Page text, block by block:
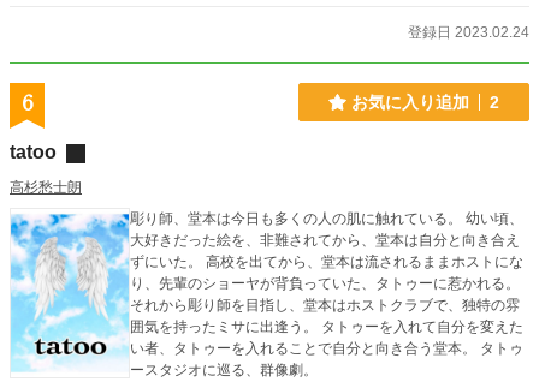
登録日 2023.02.24
6 お気に入り追加 2
tatoo
高杉愁士朗
彫り師、堂本は今日も多くの人の肌に触れている。 幼い頃、
大好きだった絵を、非難されてから、堂本は自分と向き合え
ずにいた。 高校を出てから、堂本は流されるままホストにな
り、先輩のショーヤが背負っていた、タトゥーに惹かれる。
それから彫り師を目指し、堂本はホストクラブで、独特の雰
囲気を持ったミサに出逢う。 タトゥーを入れて自分を変えた
い者、タトゥーを入れることで自分と向き合う堂本。 タトゥ
ースタジオに巡る、群像劇。